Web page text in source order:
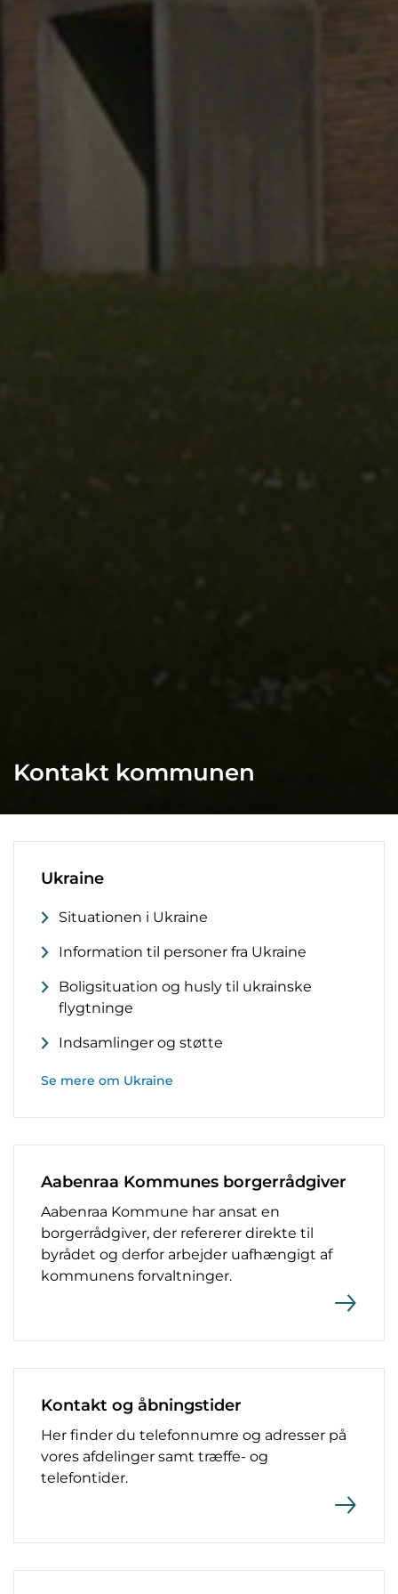
Kontakt kommunen
Ukraine
Situationen i Ukraine
Information til personer fra Ukraine
Boligsituation og husly til ukrainske
flygtninge
Indsamlinger og støtte
Se mere om Ukraine
Aabenraa Kommunes borgerrådgiver
Aabenraa Kommune har ansat en
borgerrådgiver, der refererer direkte til
byrådet og derfor arbejder uafhængigt af
kommunens forvaltninger.
Kontakt og åbningstider
Her finder du telefonnumre og adresser på
vores afdelinger samt træffe- og
telefontider.